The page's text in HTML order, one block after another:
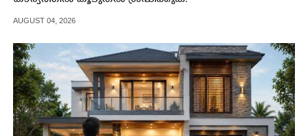
AUGUST 04, 2026